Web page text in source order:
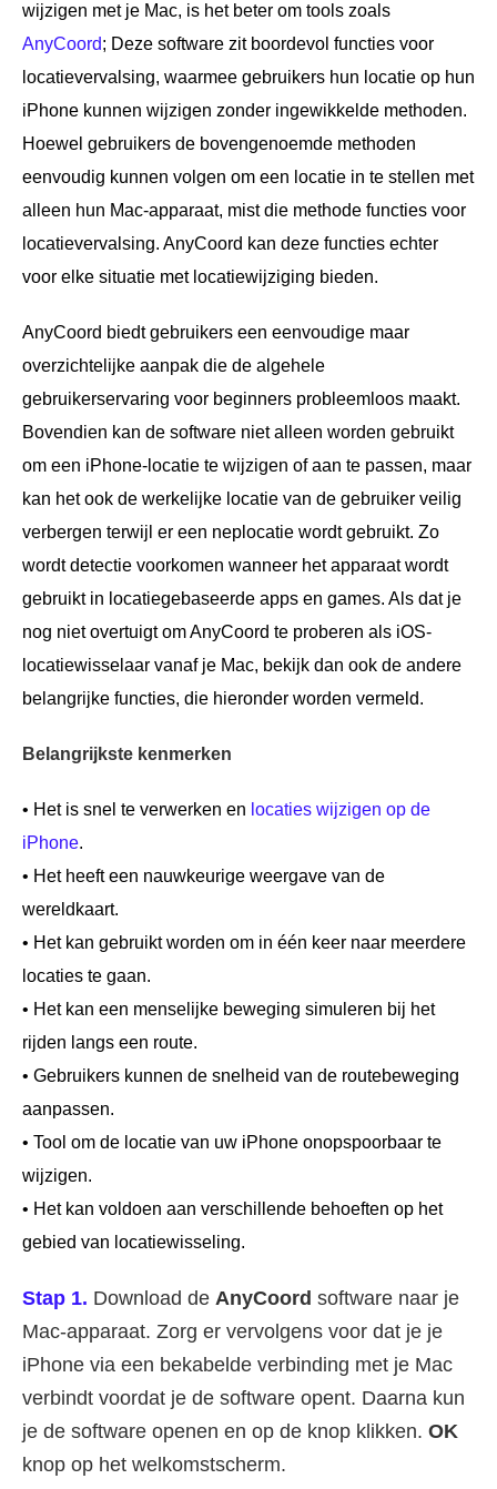
wijzigen met je Mac, is het beter om tools zoals
AnyCoord; Deze software zit boordevol functies voor
locatievervalsing, waarmee gebruikers hun locatie op hun
iPhone kunnen wijzigen zonder ingewikkelde methoden.
Hoewel gebruikers de bovengenoemde methoden
eenvoudig kunnen volgen om een locatie in te stellen met
alleen hun Mac-apparaat, mist die methode functies voor
locatievervalsing. AnyCoord kan deze functies echter
voor elke situatie met locatiewijziging bieden.
AnyCoord biedt gebruikers een eenvoudige maar
overzichtelijke aanpak die de algehele
gebruikerservaring voor beginners probleemloos maakt.
Bovendien kan de software niet alleen worden gebruikt
om een iPhone-locatie te wijzigen of aan te passen, maar
kan het ook de werkelijke locatie van de gebruiker veilig
verbergen terwijl er een neplocatie wordt gebruikt. Zo
wordt detectie voorkomen wanneer het apparaat wordt
gebruikt in locatiegebaseerde apps en games. Als dat je
nog niet overtuigt om AnyCoord te proberen als iOS-
locatiewisselaar vanaf je Mac, bekijk dan ook de andere
belangrijke functies, die hieronder worden vermeld.
Belangrijkste kenmerken
• Het is snel te verwerken en locaties wijzigen op de
iPhone.
• Het heeft een nauwkeurige weergave van de
wereldkaart.
• Het kan gebruikt worden om in één keer naar meerdere
locaties te gaan.
• Het kan een menselijke beweging simuleren bij het
rijden langs een route.
• Gebruikers kunnen de snelheid van de routebeweging
aanpassen.
• Tool om de locatie van uw iPhone onopspoorbaar te
wijzigen.
• Het kan voldoen aan verschillende behoeften op het
gebied van locatiewisseling.
Stap 1. Download de AnyCoord software naar je
Mac-apparaat. Zorg er vervolgens voor dat je je
iPhone via een bekabelde verbinding met je Mac
verbindt voordat je de software opent. Daarna kun
je de software openen en op de knop klikken. OK
knop op het welkomstscherm.